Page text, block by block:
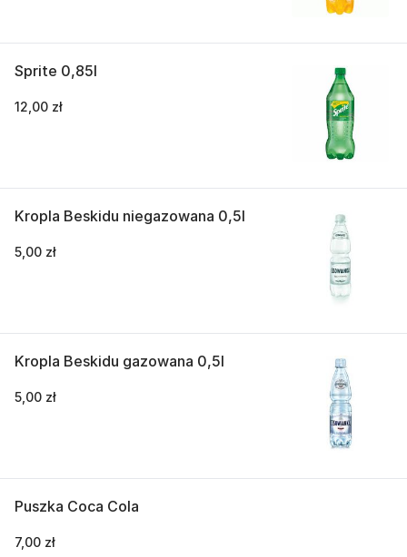
Sprite 0,85l
12,00 zł
Kropla Beskidu niegazowana 0,5l
5,00 zł
Kropla Beskidu gazowana 0,5l
5,00 zł
Puszka Coca Cola
7,00 zł